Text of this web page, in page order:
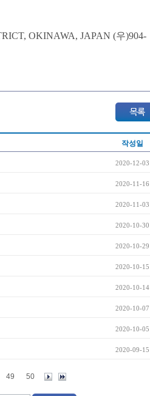
OKINAWA, JAPAN (우)904-
작성일
2020-12-03
2020-11-16
2020-11-03
2020-10-30
2020-10-29
2020-10-15
2020-10-14
2020-10-07
2020-10-05
2020-09-15
49 50